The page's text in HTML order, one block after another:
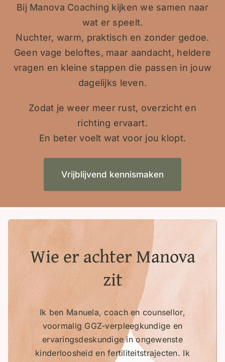
Bij Manova Coaching kijken we samen naar
wat er speelt.
Nuchter, warm, praktisch en zonder gedoe.
Geen vage beloftes, maar aandacht, heldere
vragen en kleine stappen die passen in jouw
dagelijks leven.
Zodat je weer meer rust, overzicht en
richting ervaart.
En beter voelt wat voor jou klopt.
Vrijblijvend kennismaken
Wie er achter Manova
zit
Ik ben Manuela, coach en counsellor,
voormalig GGZ-verpleegkundige en
ervaringsdeskundige in ongewenste
kinderloosheid en fertiliteitstrajecten. Ik